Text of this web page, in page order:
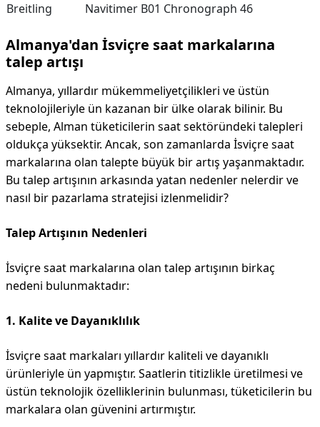
Breitling
Navitimer B01 Chronograph 46
Almanya'dan İsviçre saat markalarına
talep artışı
Almanya, yıllardır mükemmeliyetçilikleri ve üstün
teknolojileriyle ün kazanan bir ülke olarak bilinir. Bu
sebeple, Alman tüketicilerin saat sektöründeki talepleri
oldukça yüksektir. Ancak, son zamanlarda İsviçre saat
markalarına olan talepte büyük bir artış yaşanmaktadır.
Bu talep artışının arkasında yatan nedenler nelerdir ve
nasıl bir pazarlama stratejisi izlenmelidir?
Talep Artışının Nedenleri
İsviçre saat markalarına olan talep artışının birkaç
nedeni bulunmaktadır:
1. Kalite ve Dayanıklılık
İsviçre saat markaları yıllardır kaliteli ve dayanıklı
ürünleriyle ün yapmıştır. Saatlerin titizlikle üretilmesi ve
üstün teknolojik özelliklerinin bulunması, tüketicilerin bu
markalara olan güvenini artırmıştır.